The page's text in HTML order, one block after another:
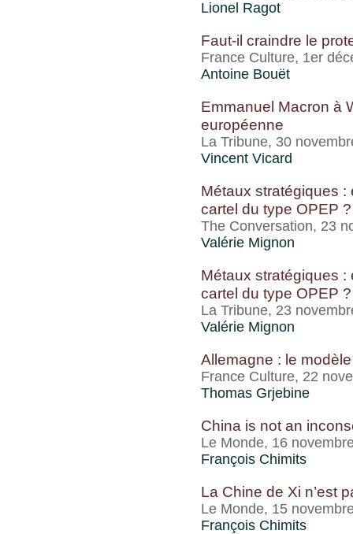
Lionel Ragot
Faut-il craindre le
France Culture, 1er
Antoine Bouët
Emmanuel Macron à
européenne
La Tribune, 30
Vincent Vicard
Métaux stratégiques
cartel du type OPEP ?
The Conversation, 23
Valérie Mignon
Métaux stratégiques
cartel du type OPEP ?
La Tribune, 23
Valérie Mignon
Allemagne : le
France Culture, 22
Thomas Grjebine
China is not an
Le Monde, 16
François Chimits
La Chine de Xi n’est
Le Monde, 15
François Chimits